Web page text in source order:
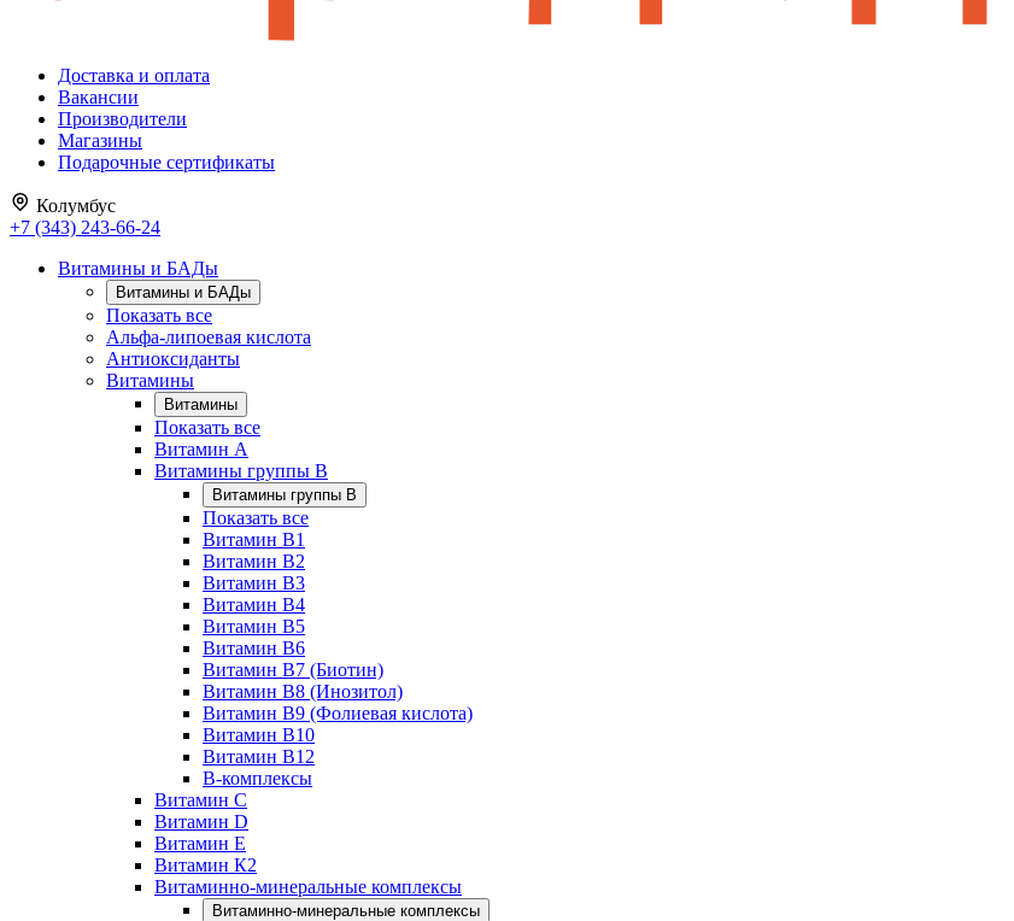
Доставка и оплата
Вакансии
Производители
Магазины
Подарочные сертификаты
Колумбус
+7 (343) 243-66-24
Витамины и БАДы
Витамины и БАДы
Показать все
Альфа-липоевая кислота
Антиоксиданты
Витамины
Витамины
Показать все
Витамин A
Витамины группы B
Витамины группы B
Показать все
Витамин B1
Витамин B2
Витамин B3
Витамин B4
Витамин B5
Витамин B6
Витамин B7 (Биотин)
Витамин B8 (Инозитол)
Витамин B9 (Фолиевая кислота)
Витамин B10
Витамин B12
B-комплексы
Витамин C
Витамин D
Витамин E
Витамин К2
Витаминно-минеральные комплексы
Витаминно-минеральные комплексы